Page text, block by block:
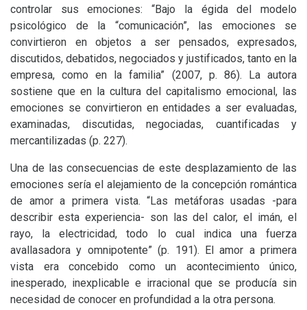
controlar sus emociones: “Bajo la égida del modelo
psicológico de la “comunicación”, las emociones se
convirtieron en objetos a ser pensados, expresados,
discutidos, debatidos, negociados y justificados, tanto en la
empresa, como en la familia” (2007, p. 86). La autora
sostiene que en la cultura del capitalismo emocional, las
emociones se convirtieron en entidades a ser evaluadas,
examinadas, discutidas, negociadas, cuantificadas y
mercantilizadas (p. 227).
Una de las consecuencias de este desplazamiento de las
emociones sería el alejamiento de la concepción romántica
de amor a primera vista. “Las metáforas usadas -para
describir esta experiencia- son las del calor, el imán, el
rayo, la electricidad, todo lo cual indica una fuerza
avallasadora y omnipotente” (p. 191). El amor a primera
vista era concebido como un acontecimiento único,
inesperado, inexplicable e irracional que se producía sin
necesidad de conocer en profundidad a la otra persona.